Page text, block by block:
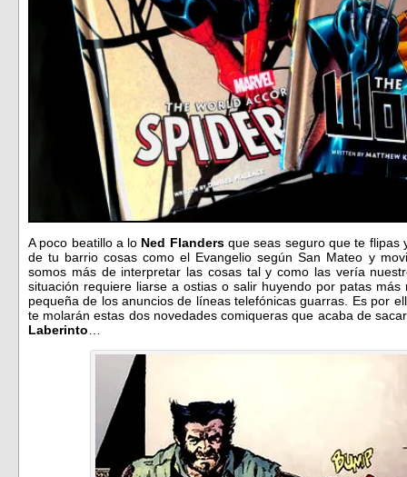
A poco beatillo a lo Ned Flandersque seas seguro que te flipas
de tu barrio cosas como el Evangelio según San Mateo y
somos más de interpretar las cosas tal y como las vería
situación requiere liarse a ostias o salir huyendo por patas
pequeña de los anuncios de líneas telefónicas guarras. Es por
te molarán estas dos novedades comiqueras que acaba de
Laberinto…